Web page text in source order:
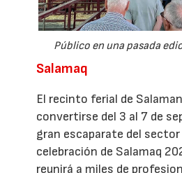
Público en una pasada
Salamaq
El recinto ferial de
convertirse del 3 al 7 de
gran escaparate del
celebración de Salamaq
reunirá a miles de